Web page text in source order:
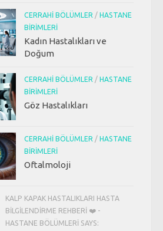
CERRAHI BÖLÜMLER / HASTANE
BIRIMLERI
Kadın Hastalıkları ve
Doğum
CERRAHI BÖLÜMLER / HASTANE
BIRIMLERI
Göz Hastalıkları
CERRAHI BÖLÜMLER / HASTANE
BIRIMLERI
Oftalmoloji
KALP KAPAK HASTALIKLARI HASTA
BILGILENDIRME REHBERI ❤️ -
HASTANE BÖLÜMLERI SAYS: